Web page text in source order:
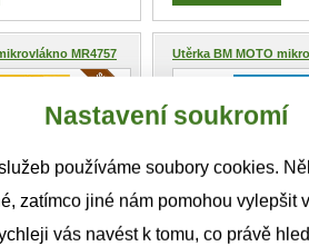
Nastavení soukromí
používáme soubory cookies.
zatímco jiné nám pomohou vylepšit
vás navést k tomu, co právě
MR4757
BM MOTO MR4757
Utěrka BM MOTO
Utěrka z mikrovlákna BM